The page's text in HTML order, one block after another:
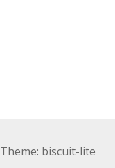
Theme: biscuit-lite